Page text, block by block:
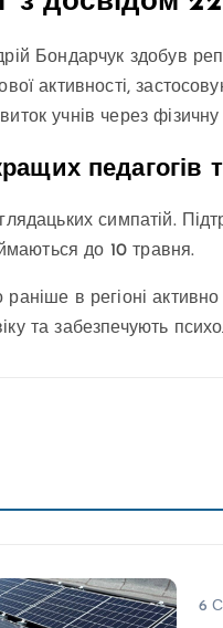
Бондарчук здобув
активності,
учнів через фізичну
педагогів
симпатій.
до 10 травня.
в регіоні
та забезпечують
6